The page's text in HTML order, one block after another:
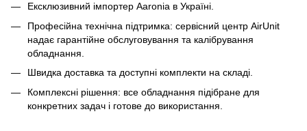
Ексклюзивний імпортер Aaronia в Україні.
Професійна технічна підтримка: сервісний центр AirUnit
надає гарантійне обслуговування та калібрування
обладнання.
Швидка доставка та доступні комплекти на складі.
Комплексні рішення: все обладнання підібране для
конкретних задач і готове до використання.